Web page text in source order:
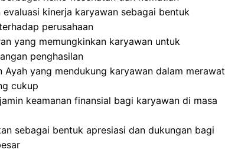
kinerja karyawan sebagai bentuk
perusahaan
yang memungkinkan karyawan untuk
penghasilan
Ayah yang mendukung karyawan dalam merawat
cukup
keamanan finansial bagi karyawan di masa
sebagai bentuk apresiasi dan dukungan bagi